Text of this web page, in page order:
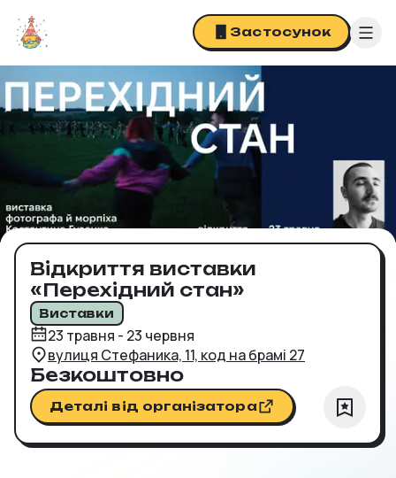
Застосунок
Львів
Афіша
Про нас
Співпраця
Увійти
Відкриття виставки
«Перехідний стан»
Виставки
23 травня - 23 червня
вулиця Стефаника, 11, код на брамі 27
Безкоштовно
Деталі від організатора